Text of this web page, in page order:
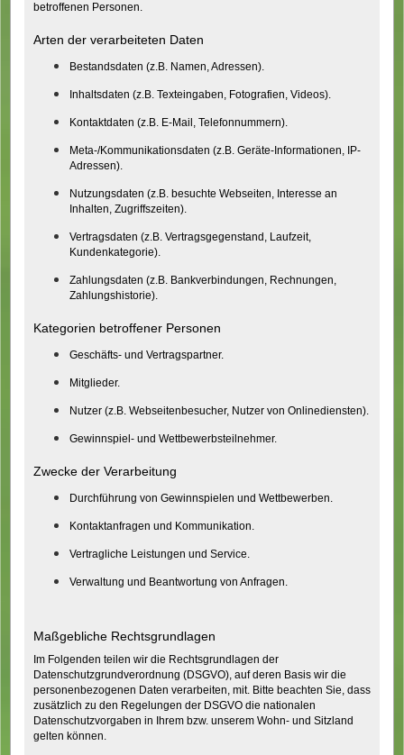
betroffenen Personen.
Arten der verarbeiteten Daten
Bestandsdaten (z.B. Namen, Adressen).
Inhaltsdaten (z.B. Texteingaben, Fotografien, Videos).
Kontaktdaten (z.B. E-Mail, Telefonnummern).
Meta-/Kommunikationsdaten (z.B. Geräte-Informationen, IP-
Adressen).
Nutzungsdaten (z.B. besuchte Webseiten, Interesse an
Inhalten, Zugriffszeiten).
Vertragsdaten (z.B. Vertragsgegenstand, Laufzeit,
Kundenkategorie).
Zahlungsdaten (z.B. Bankverbindungen, Rechnungen,
Zahlungshistorie).
Kategorien betroffener Personen
Geschäfts- und Vertragspartner.
Mitglieder.
Nutzer (z.B. Webseitenbesucher, Nutzer von Onlinediensten).
Gewinnspiel- und Wettbewerbsteilnehmer.
Zwecke der Verarbeitung
Durchführung von Gewinnspielen und Wettbewerben.
Kontaktanfragen und Kommunikation.
Vertragliche Leistungen und Service.
Verwaltung und Beantwortung von Anfragen.
Maßgebliche Rechtsgrundlagen
Im Folgenden teilen wir die Rechtsgrundlagen der
Datenschutzgrundverordnung (DSGVO), auf deren Basis wir die
personenbezogenen Daten verarbeiten, mit. Bitte beachten Sie, dass
zusätzlich zu den Regelungen der DSGVO die nationalen
Datenschutzvorgaben in Ihrem bzw. unserem Wohn- und Sitzland
gelten können.